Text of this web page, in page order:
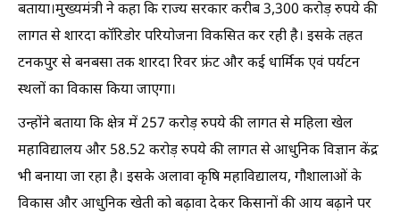
बताया।मुख्यमंत्री ने कहा कि राज्य सरकार करीब 3,300 करोड़ रुपये की
लागत से शारदा कॉरिडोर परियोजना विकसित कर रही है। इसके तहत
टनकपुर से बनबसा तक शारदा रिवर फ्रंट और कई धार्मिक एवं पर्यटन
स्थलों का विकास किया जाएगा।
उन्होंने बताया कि क्षेत्र में 257 करोड़ रुपये की लागत से महिला खेल
महाविद्यालय और 58.52 करोड़ रुपये की लागत से आधुनिक विज्ञान केंद्र
भी बनाया जा रहा है। इसके अलावा कृषि महाविद्यालय, गौशालाओं के
विकास और आधुनिक खेती को बढ़ावा देकर किसानों की आय बढ़ाने पर